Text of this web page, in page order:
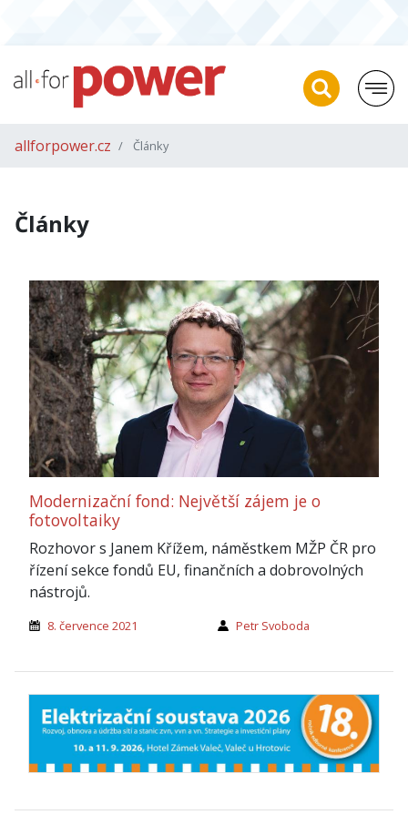
allforpower.cz Články
Články
Modernizační fond: Největší zájem je o
fotovoltaiky
Rozhovor s Janem Křížem, náměstkem MŽP ČR pro
řízení sekce fondů EU, finančních a dobrovolných
nástrojů.
8. července 2021 Petr Svoboda